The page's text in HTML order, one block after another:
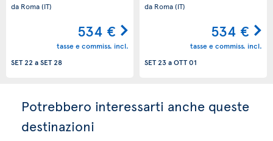
da Roma(IT)
534 €
tasse e commiss. incl.
SET 22 aSET 28
da Roma(IT)
534 €
tasse e commiss. incl.
SET 23aOTT 01
Potrebbero interessarti anche queste
destinazioni